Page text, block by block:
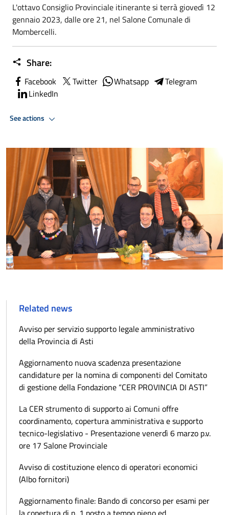
L'ottavo Consiglio Provinciale itinerante si terrà giovedì 12
gennaio 2023, dalle ore 21, nel Salone Comunale di
Mombercelli.
Share:
Facebook Twitter Whatsapp
Telegram
LinkedIn
See actions
Related news
Avviso per servizio supporto legale amministrativo
della Provincia di Asti
Aggiornamento nuova scadenza presentazione
candidature per la nomina di componenti del Comitato
di gestione della Fondazione “CER PROVINCIA DI ASTI”
La CER strumento di supporto ai Comuni offre
coordinamento, copertura amministrativa e supporto
tecnico-legislativo - Presentazione venerdì 6 marzo p.v.
ore 17 Salone Provinciale
Avviso di costituzione elenco di operatori economici
(Albo fornitori)
Aggiornamento finale: Bando di concorso per esami per